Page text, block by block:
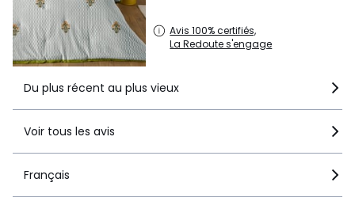
Avis 100% certifiés,
La Redoute s'engage
Du plus récent au plus vieux
Voir tous les avis
Français